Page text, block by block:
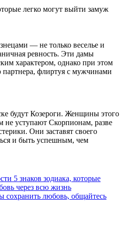
легко могут выйти замуж
— не только веселье и
ревность. Эти дамы
характером, однако при этом
партнера, флиртуя с мужчинами
будут Козероги. Женщины этого
не уступают Скорпионам, разве
Они заставят своего
и быть успешным, чем
5 знаков зодиака, которые
через всю жизнь
сохранить любовь, общайтесь